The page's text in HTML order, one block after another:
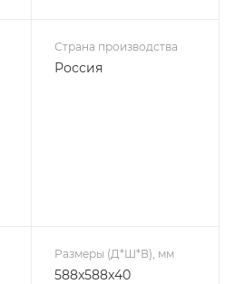
Страна производства
Россия
Размеры (Д*Ш*В), мм
588x588x40